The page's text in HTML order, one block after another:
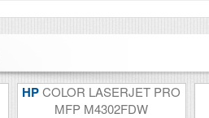
HPCOLOR LASERJET PRO
MFP M4302FDW